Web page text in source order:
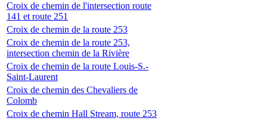
Croix de chemin de l'intersection route
141 et route 251
Croix de chemin de la route 253
Croix de chemin de la route 253,
intersection chemin de la Rivière
Croix de chemin de la route Louis-S.-
Saint-Laurent
Croix de chemin des Chevaliers de
Colomb
Croix de chemin Hall Stream, route 253